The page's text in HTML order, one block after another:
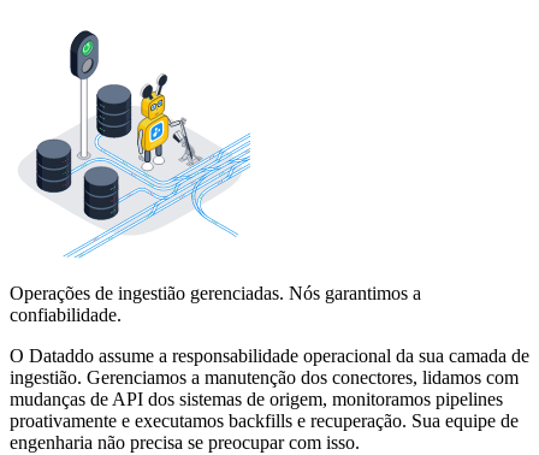
Operações de ingestião gerenciadas. Nós garantimos a
confiabilidade.
O Dataddo assume a responsabilidade operacional da sua camada de
ingestião. Gerenciamos a manutenção dos conectores, lidamos com
mudanças de API dos sistemas de origem, monitoramos pipelines
proativamente e executamos backfills e recuperação. Sua equipe de
engenharia não precisa se preocupar com isso.